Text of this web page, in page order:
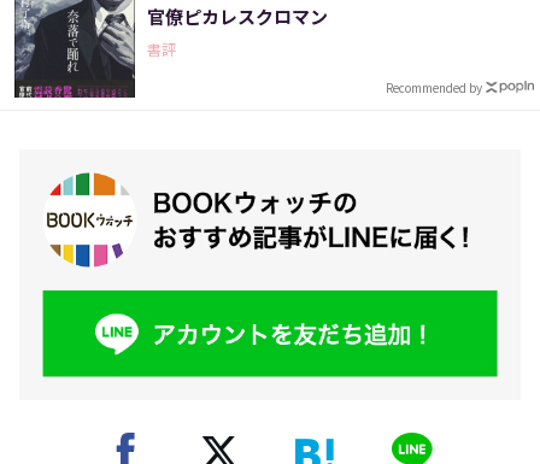
官僚ピカレスクロマン
書評
Recommended by